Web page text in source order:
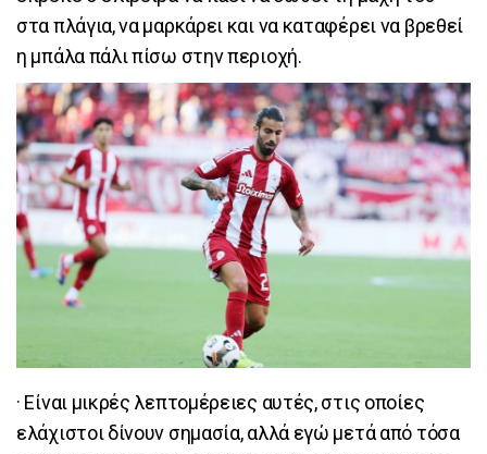
στα πλάγια, να μαρκάρει και να καταφέρει να βρεθεί
η μπάλα πάλι πίσω στην περιοχή.
· Είναι μικρές λεπτομέρειες αυτές, στις οποίες
ελάχιστοι δίνουν σημασία, αλλά εγώ μετά από τόσα